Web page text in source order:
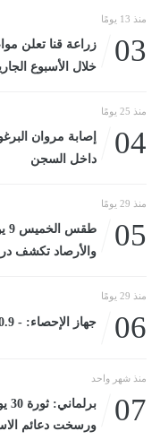
منذ 13 يومًا
03
زراعة قنا تعلن
خلال الأسبوع الجارياليوم
منذ 25 يومًا
04
إصابة مروان
داخل السجن
منذ 29 يومًا
05
والأرصاد تكشف
منذ 29 يومًا
06 جهاز الإحصاء: - 0.9% معدل التضخم الشهرى لشهر يونيو 2026
منذ شهر واحد
07